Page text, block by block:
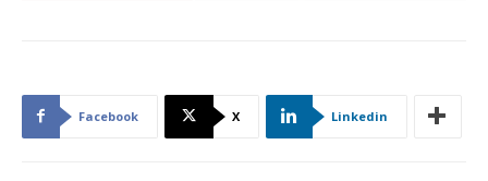
Facebook X Linkedin